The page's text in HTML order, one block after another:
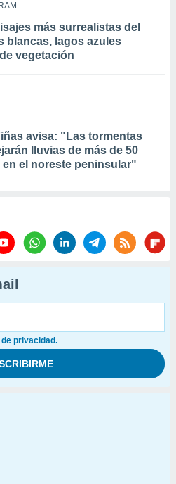
más surrealistas del
blancas, lagos azules
vegetación
avisa: "Las tormentas
lluvias de más de 50
en el noreste peninsular"
privacidad.